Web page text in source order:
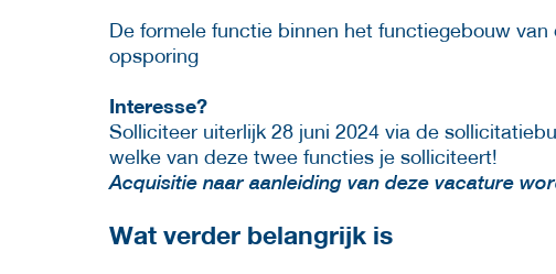
De formele functie binnen het functiegebouw
opsporing
Interesse?
Solliciteer uiterlijk 28 juni 2024 via de
welke van deze twee functies je solliciteert!
Acquisitie naar aanleiding van deze vacature
Wat verder belangrijk is